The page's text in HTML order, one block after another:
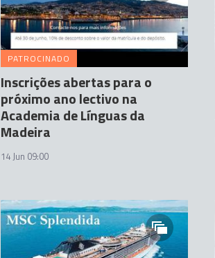
PATROCINADO
Inscrições abertas para o
próximo ano lectivo na
Academia de Línguas da
Madeira
14 Jun 09:00